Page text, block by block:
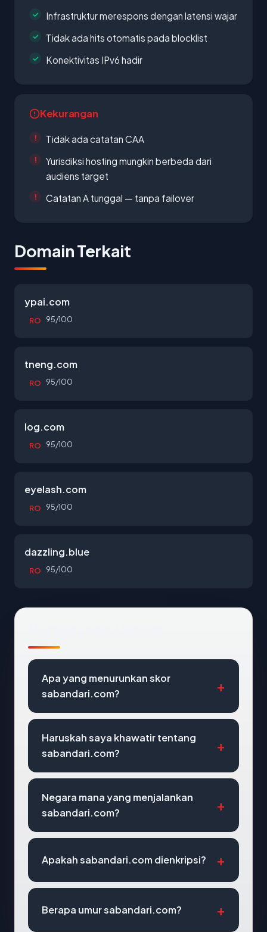
Infrastruktur merespons dengan latensi wajar
Tidak ada hits otomatis pada blocklist
Konektivitas IPv6 hadir
Kekurangan
Tidak ada catatan CAA
Yurisdiksi hosting mungkin berbeda dari
audiens target
Catatan A tunggal — tanpa failover
Domain Terkait
ypai.com
RO 95/100
tneng.com
RO 95/100
log.com
RO 95/100
eyelash.com
RO 95/100
dazzling.blue
RO 95/100
Apa yang menurunkan skor
sabandari.com?
Haruskah saya khawatir tentang
sabandari.com?
Negara mana yang menjalankan
sabandari.com?
Apakah sabandari.com dienkripsi?
Berapa umur sabandari.com?